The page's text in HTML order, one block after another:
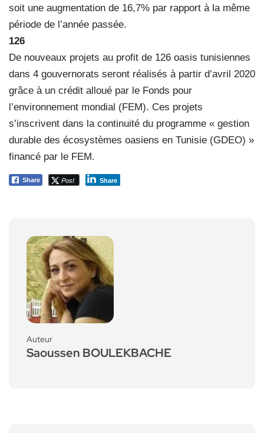
soit une augmentation de 16,7% par rapport à la même
période de l’année passée.
126
De nouveaux projets au profit de 126 oasis tunisiennes
dans 4 gouvernorats seront réalisés à partir d’avril 2020
grâce à un crédit alloué par le Fonds pour
l’environnement mondial (FEM). Ces projets
s’inscrivent dans la continuité du programme « gestion
durable des écosystèmes oasiens en Tunisie (GDEO) »
financé par le FEM.
Share Post Share
Auteur
Saoussen BOULEKBACHE